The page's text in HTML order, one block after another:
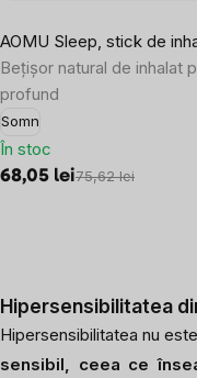
AOMU Sleep, stick de
Bețișor natural de inhalat
profund
Somn
În stoc
68,05 lei75,62 lei
Hipersensibilitatea
Hipersensibilitatea nu
sensibil, ceea ce